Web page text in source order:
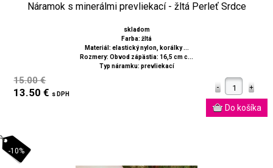
Náramok s minerálmi prevliekací - žltá Perleť Srdce
skladom
Farba: žltá
Materiál: elastický nylon, korálky ...
Rozmery: Obvod zápästia: 16,5 cm c...
Typ náramku: prevliekací
15.00 €
13.50 € s DPH
-10%